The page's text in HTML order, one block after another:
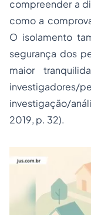
compreender a
como a
O isolamento
segurança dos
maior
investigação/
2019, p. 32).